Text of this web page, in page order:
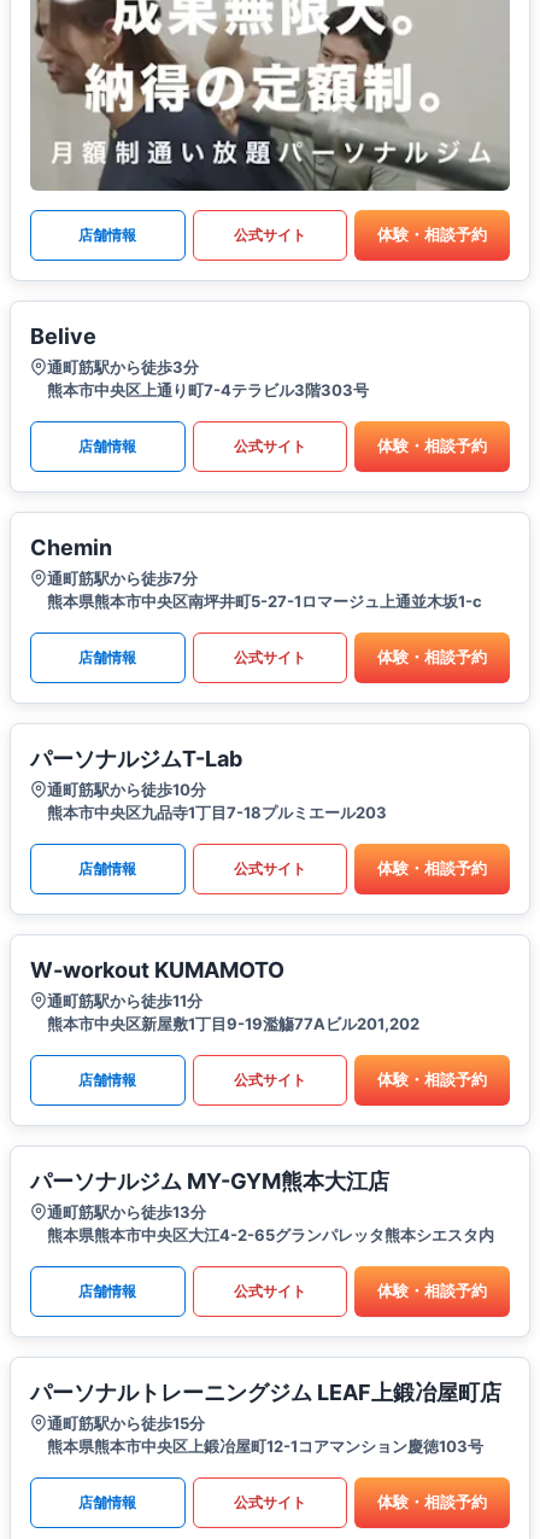
店舗情報 公式サイト 体験・相談予約
Belive
通町筋駅から徒歩3分
熊本市中央区上通り町7-4テラビル3階303号
店舗情報 公式サイト 体験・相談予約
Chemin
通町筋駅から徒歩7分
熊本県熊本市中央区南坪井町5-27-1ロマージュ上通並木坂1-c
店舗情報 公式サイト 体験・相談予約
パーソナルジムT-Lab
通町筋駅から徒歩10分
熊本市中央区九品寺1丁目7-18プルミエール203
店舗情報 公式サイト 体験・相談予約
W-workout KUMAMOTO
通町筋駅から徒歩11分
熊本市中央区新屋敷1丁目9-19濫觴77Aビル201,202
店舗情報 公式サイト 体験・相談予約
パーソナルジム MY-GYM熊本大江店
通町筋駅から徒歩13分
熊本県熊本市中央区大江4-2-65グランパレッタ熊本シエスタ内
店舗情報 公式サイト 体験・相談予約
パーソナルトレーニングジム LEAF上鍛冶屋町店
通町筋駅から徒歩15分
熊本県熊本市中央区上鍛冶屋町12-1コアマンション慶徳103号
店舗情報 公式サイト 体験・相談予約